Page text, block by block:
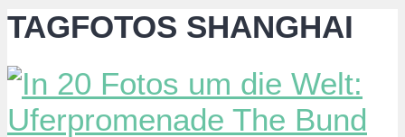
TAGFOTOS SHANGHAI